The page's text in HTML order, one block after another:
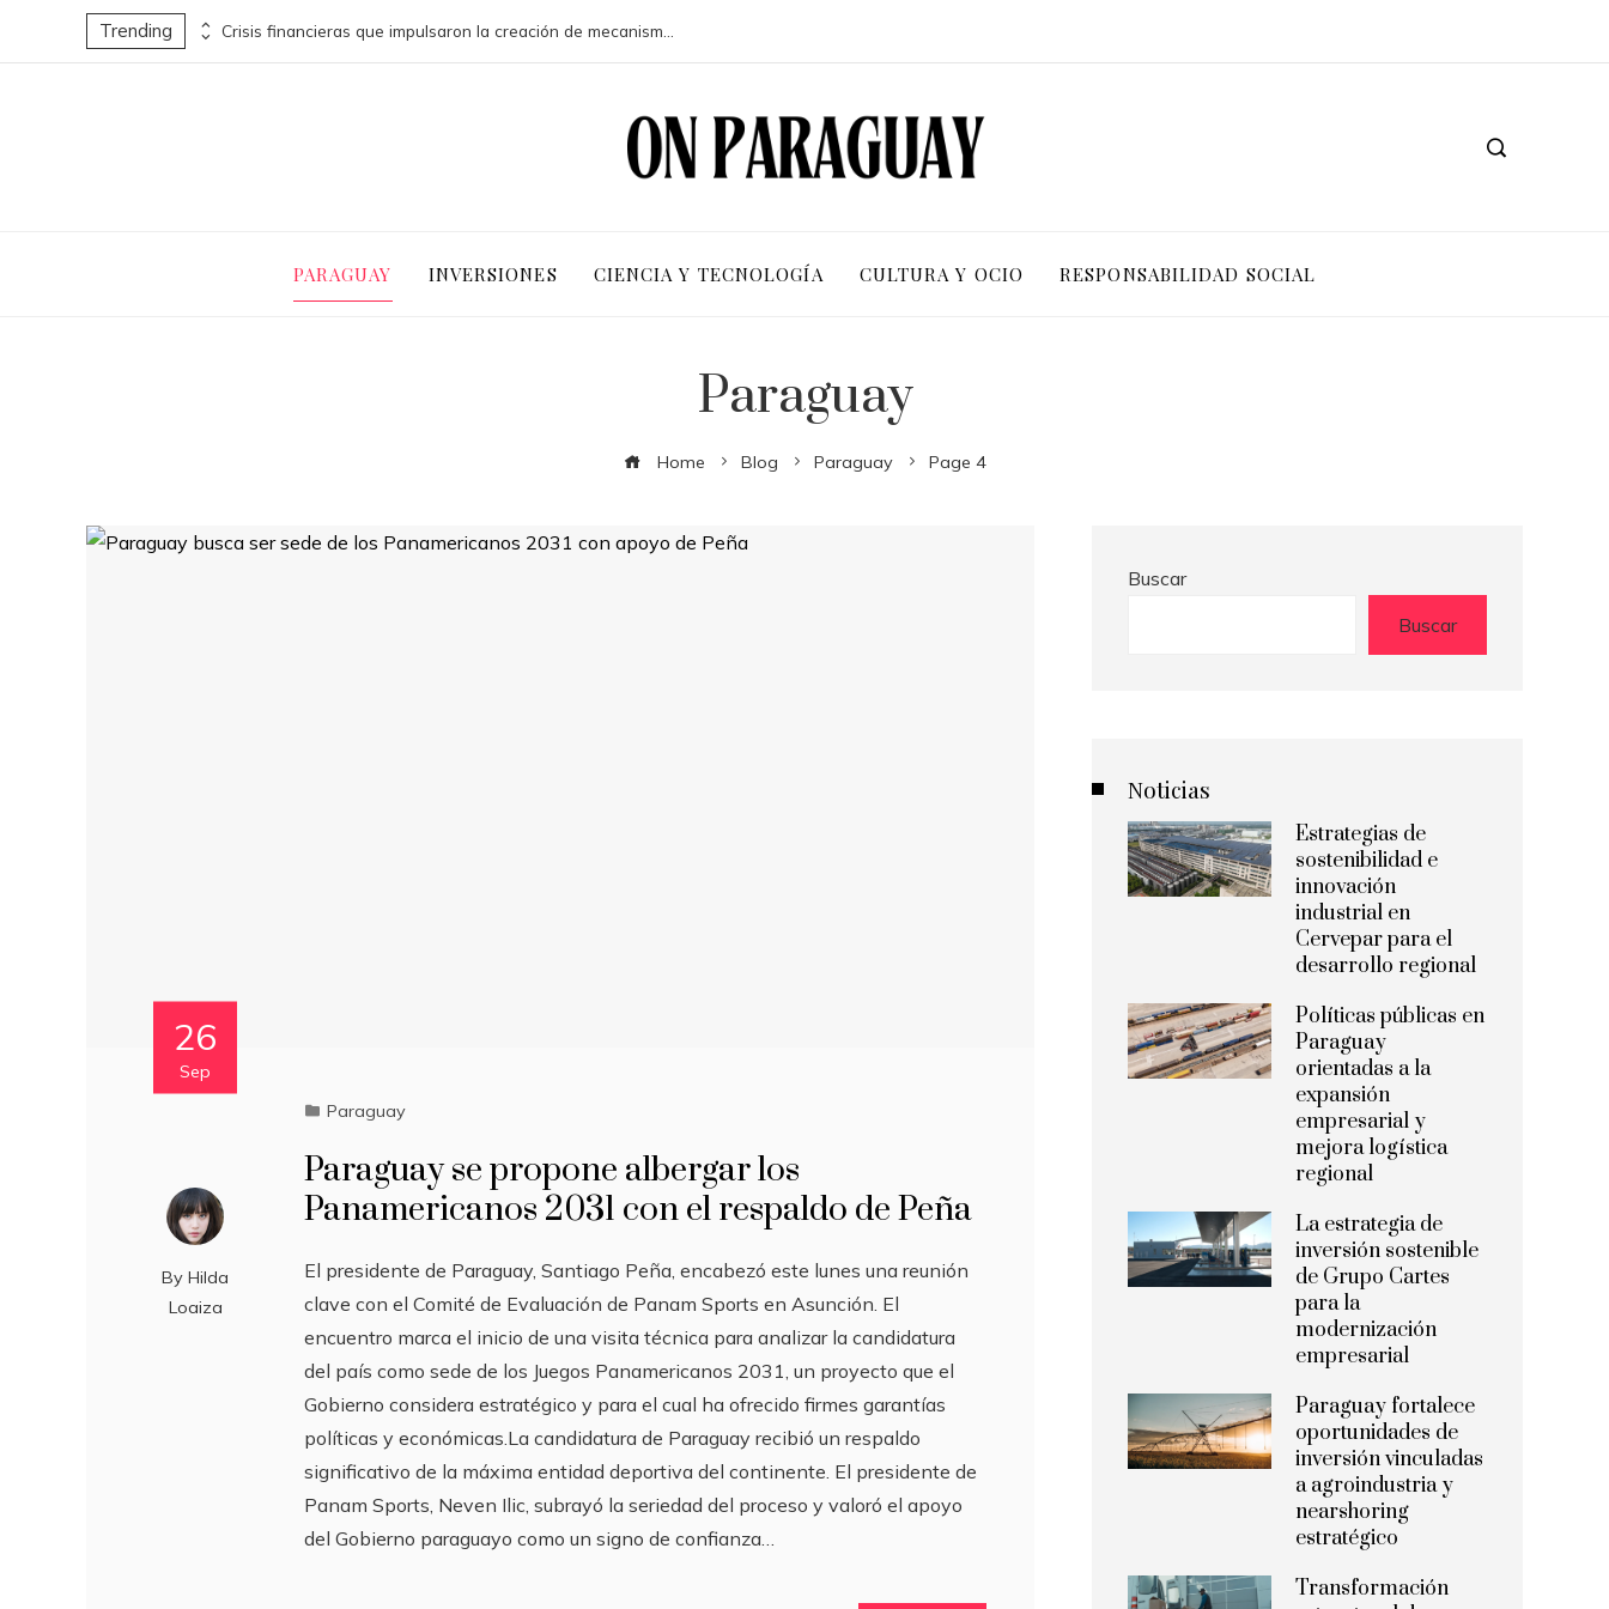
Trending Decisiones clave que redefinieron sectores industriales en el siglo XX
PARAGUAY INVERSIONES CIENCIA Y TECNOLOGÍA CULTURA Y OCIO RESPONSABILIDAD SOCIAL
Paraguay
Home Blog Paraguay Page 4
26
Sep
ByHilda
Loaiza
Paraguay
Paraguay se propone albergar los
Panamericanos 2031 con el respaldo de Peña
El presidente de Paraguay, Santiago Peña, encabezó este lunes una reunión
clave con el Comité de Evaluación de Panam Sports en Asunción. El
encuentro marca el inicio de una visita técnica para analizar la candidatura
del país como sede de los Juegos Panamericanos 2031, un proyecto que el
Gobierno considera estratégico y para el cual ha ofrecido firmes garantías
políticas y económicas.La candidatura de Paraguay recibió un respaldo
significativo de la máxima entidad deportiva del continente. El presidente de
Panam Sports, Neven Ilic, subrayó la seriedad del proceso y valoró el apoyo
del Gobierno paraguayo como un signo de confianza…
Buscar
Buscar
Noticias
Estrategias de
sostenibilidad e
innovación
industrial en
Cervepar para el
desarrollo regional
Políticas públicas en
Paraguay
orientadas a la
expansión
empresarial y
mejora logística
regional
La estrategia de
inversión sostenible
de Grupo Cartes
para la
modernización
empresarial
Paraguay fortalece
oportunidades de
inversión vinculadas
a agroindustria y
nearshoring
estratégico
Transformación